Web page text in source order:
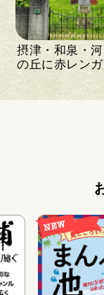
摂津・和泉・
の丘に赤レン
「旧天王貯